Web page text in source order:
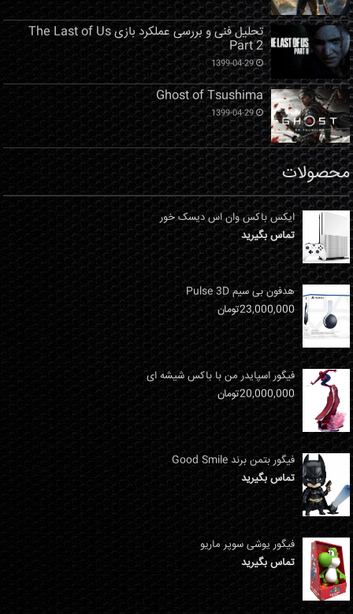
تحلیل فنی و بررسی عملکرد بازی The Last of Us
Part 2
1399-04-29
Ghost of Tsushima
1399-04-29
محصولات
ایکس باکس وان اس دیسک خور
تماس بگیرید
هدفون بی سیم Pulse 3D
23,000,000تومان
فیگور اسپایدر من با باکس شیشه ای
20,000,000تومان
فیگور بتمن برند Good Smile
تماس بگیرید
فیگور یوشی سوپر ماریو
تماس بگیرید